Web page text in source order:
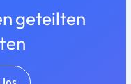
geteilten